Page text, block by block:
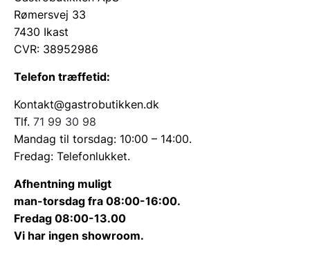
Rømersvej 33
7430 Ikast
CVR: 38952986
Telefon træffetid:
Kontakt@gastrobutikken.dk
Tlf. 71 99 30 98
Mandag til torsdag: 10:00 – 14:00.
Fredag: Telefonlukket.
Afhentning muligt
man-torsdag fra 08:00-16:00.
Fredag 08:00-13.00
Vi har ingen showroom.